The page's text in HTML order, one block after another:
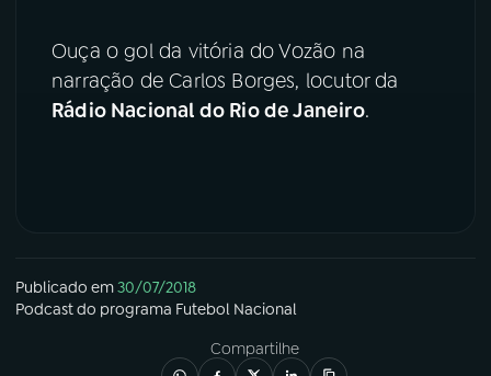
YouTube Facebook
Instagram X
Ouça o gol da vitória do Vozão na
narração de Carlos Borges, locutor da
Rádio Nacional do Rio de Janeiro.
Publicado em30/07/2018
Podcastdo programa Futebol Nacional
Compartilhe